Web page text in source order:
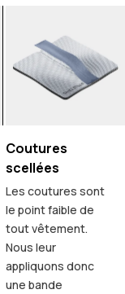
Coutures
scellées
Les coutures sont
le point faible de
tout vêtement.
Nous leur
appliquons donc
une bande